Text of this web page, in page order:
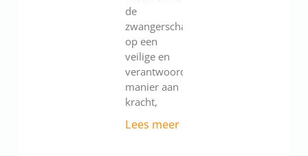
de
zwangerschap.Werk
op een
veilige en
verantwoorde
manier aan
kracht,
Lees meer